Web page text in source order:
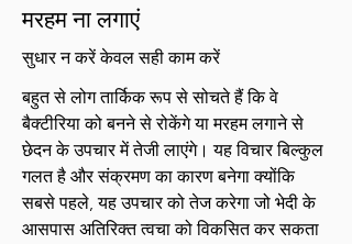
मरहम ना लगाएं
सुधार न करें केवल सही काम करें
बहुत से लोग तार्किक रूप से सोचते हैं कि वे
बैक्टीरिया को बनने से रोकेंगे या मरहम लगाने से
छेदन के उपचार में तेजी लाएंगे। यह विचार बिल्कुल
गलत है और संक्रमण का कारण बनेगा क्योंकि
सबसे पहले, यह उपचार को तेज करेगा जो भेदी के
आसपास अतिरिक्त त्वचा को विकसित कर सकता